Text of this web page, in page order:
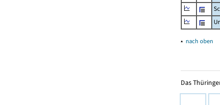
▴ nach oben
Das